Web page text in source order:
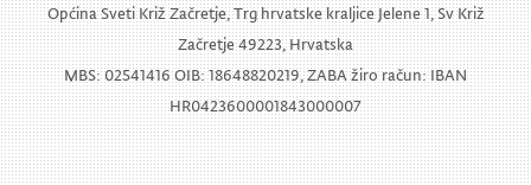
Općina Sveti Križ Začretje, Trg hrvatske kraljice Jelene 1, Sv Križ
Začretje 49223, Hrvatska
MBS: 02541416 OIB: 18648820219, ZABA žiro račun: IBAN
HR0423600001843000007